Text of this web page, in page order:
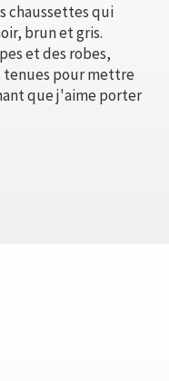
chaussettes qui
brun et gris.
et des robes,
tenues pour mettre
que j'aime porter